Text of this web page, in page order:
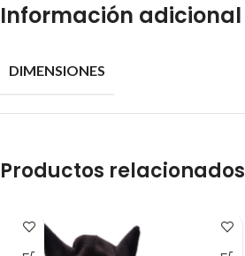
Información adicional
DIMENSIONES
Productos relacionados